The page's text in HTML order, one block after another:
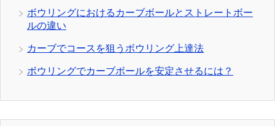
ボウリングにおけるカーブボールとストレートボー
ルの違い
カーブでコースを狙うボウリング上達法
ボウリングでカーブボールを安定させるには？